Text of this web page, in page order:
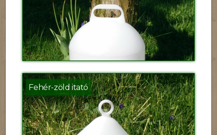
Fehér-zöld itató